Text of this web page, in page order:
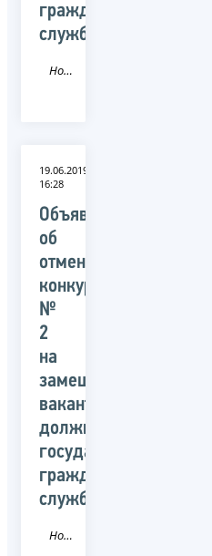
гражданской
службы
Новость
19.06.2019
16:28
Объявление
об
отмене
конкурса
№
2
на
замещение
вакантных
должностей
государственной
гражданской
службы
Новость